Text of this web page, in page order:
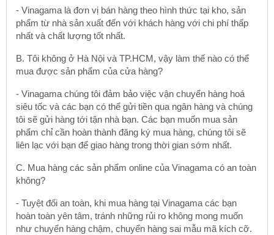
- Vinagama là đơn vị bán hàng theo hình thức tại kho, sản
phẩm từ nhà sản xuất đến với khách hàng với chi phí thấp
nhất và chất lượng tốt nhất.
B. Tôi không ở Hà Nội và TP.HCM, vậy làm thế nào có thể
mua được sản phẩm của cửa hàng?
- Vinagama chúng tôi đảm bảo việc vận chuyển hàng hoá
siêu tốc và các bạn có thể gửi tiền qua ngân hàng và chúng
tôi sẽ gửi hàng tới tận nhà bạn. Các bạn muốn mua sản
phẩm chỉ cần hoàn thành đăng ký mua hàng, chúng tôi sẽ
liên lạc với bạn để giao hàng trong thời gian sớm nhất.
C. Mua hàng các sản phẩm online của Vinagama có an toàn
không?
- Tuyệt đối an toàn, khi mua hàng tại Vinagama các bạn
hoàn toàn yên tâm, tránh những rủi ro không mong muốn
như chuyển hàng chậm, chuyển hàng sai mẫu mã kích cỡ.